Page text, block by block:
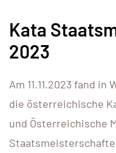
Kata
2023
Am 11.11.2023 fand
die österreichische
und Österreichische